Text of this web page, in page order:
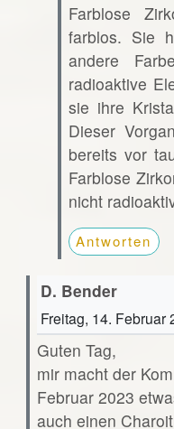
Farblose
farblos. Sie
andere
radioaktive
sie ihre
Dieser
bereits vor
Farblose
nicht
Antworten
D. Bender
Freitag, 14. Februar
Guten Tag,
mir macht der
Februar 2023
auch einen